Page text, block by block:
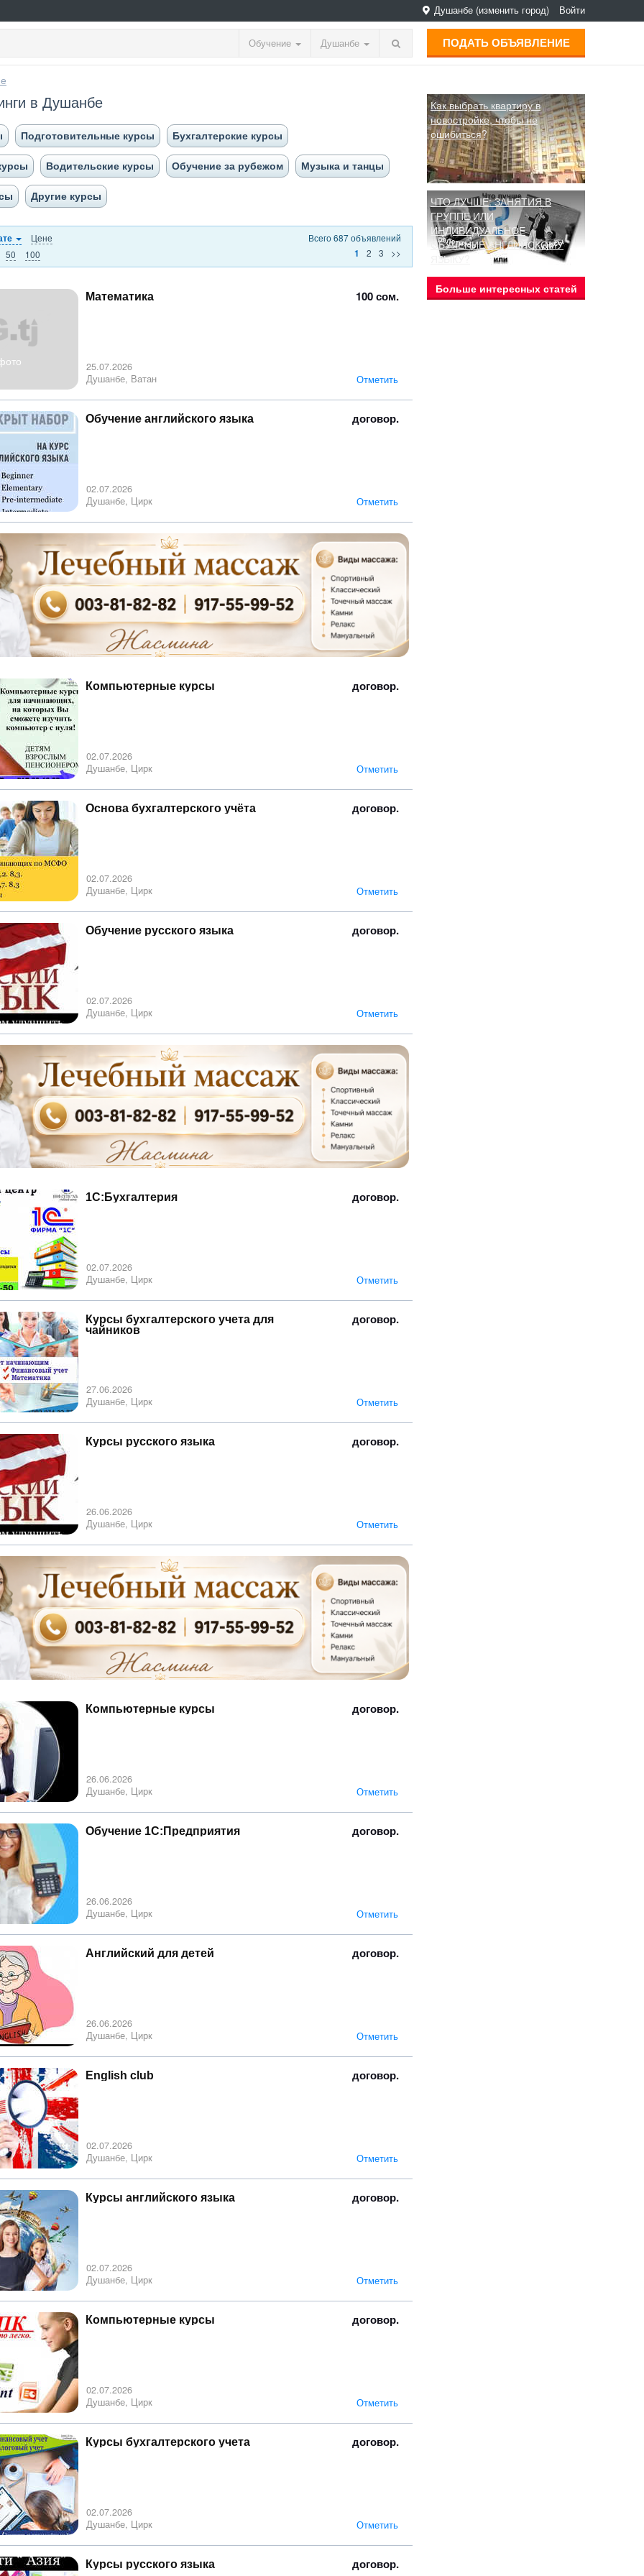
Душанбе (изменить город) Войти
Обучение Душанбе ПОДАТЬ ОБЪЯВЛЕНИЕ
в Душанбе
Подготовительные курсы Бухгалтерские курсы
Водительские курсы Обучение за рубежом Музыка и танцы
Другие курсы
Цене
50
100
Всего 687 объявлений
1
2 3 >>
100 сом.
Математика
25.07.2026
Душанбе, Ватан
Отметить
договор.
Обучение английского языка
02.07.2026
Душанбе, Цирк
Отметить
договор.
Компьютерные курсы
02.07.2026
Душанбе, Цирк
Отметить
договор.
Основа бухгалтерского учёта
02.07.2026
Душанбе, Цирк
Отметить
договор.
Обучение русского языка
02.07.2026
Душанбе, Цирк
Отметить
договор.
1С:Бухгалтерия
02.07.2026
Душанбе, Цирк
Отметить
договор.
Курсы бухгалтерского учета для
чайников
27.06.2026
Душанбе, Цирк
Отметить
договор.
Курсы русского языка
26.06.2026
Душанбе, Цирк
Отметить
договор.
Компьютерные курсы
26.06.2026
Душанбе, Цирк
Отметить
договор.
Обучение 1С:Предприятия
26.06.2026
Душанбе, Цирк
Отметить
договор.
Английский для детей
26.06.2026
Душанбе, Цирк
Отметить
договор.
English club
02.07.2026
Душанбе, Цирк
Отметить
договор.
Курсы английского языка
02.07.2026
Душанбе, Цирк
Отметить
договор.
Компьютерные курсы
02.07.2026
Душанбе, Цирк
Отметить
договор.
Курсы бухгалтерского учета
02.07.2026
Душанбе, Цирк
Отметить
договор.
Курсы русского языка
Как выбрать квартиру в
новостройке, чтобы не
ошибиться?
ЧТО ЛУЧШЕ: ЗАНЯТИЯ В
ГРУППЕ ИЛИ
ИНДИВИДУАЛЬНОЕ
ОБУЧЕНИЕ АНГЛИЙСКОМУ
ЯЗЫКУ?
Больше интересных статей